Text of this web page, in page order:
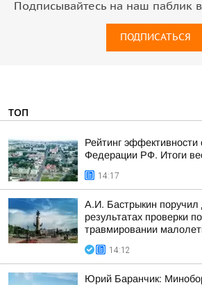
Подписывайтесь на наш паблик
ПОДПИСАТЬСЯ
ТОП
Рейтинг эффективности
Федерации РФ. Итоги
14:17
А.И. Бастрыкин поручил
результатах проверки
травмировании
14:12
Юрий Баранчик: